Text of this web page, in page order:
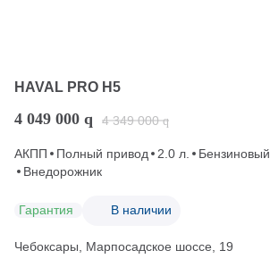
HAVAL PRO H5
4 049 000 q 4 349 000 q
АКПП Полный привод 2.0 л. Бензиновый
Внедорожник
Гарантия В наличии
Чебоксары, Марпосадское шоссе, 19